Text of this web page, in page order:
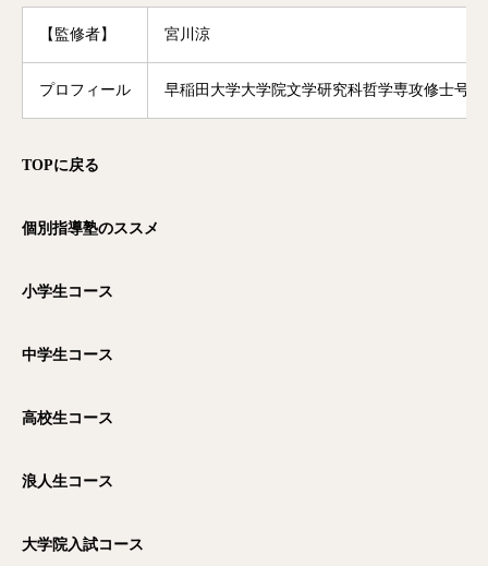
【監修者】 宮川涼
プロフィール 早稲田大学大学院文学研究科哲学専攻修士号
TOPに戻る
個別指導塾のススメ
小学生コース
中学生コース
高校生コース
浪人生コース
大学院入試コース